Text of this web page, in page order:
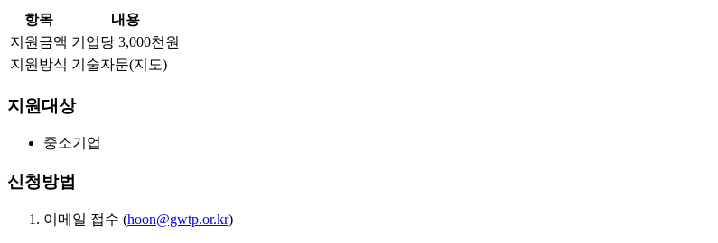
항목
내용
지원금액 기업당 3,000천원
지원방식 기술자문(지도)
지원대상
중소기업
신청방법
이메일 접수 (hoon@gwtp.or.kr)